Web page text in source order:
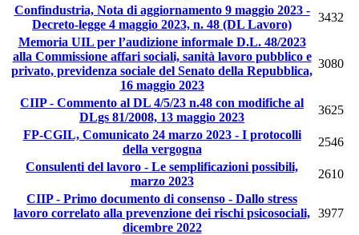
Confindustria, Nota di aggiornamento 9 maggio 2023 -
Decreto-legge 4 maggio 2023, n. 48 (DL Lavoro)
3432
Memoria UIL per l’audizione informale D.L. 48/2023
alla Commissione affari sociali, sanità lavoro pubblico e
privato, previdenza sociale del Senato della Repubblica,
16 maggio 2023
3080
CIIP - Commento al DL 4/5/23 n.48 con modifiche al
DLgs 81/2008, 13 maggio 2023
3625
FP-CGIL, Comunicato 24 marzo 2023 - I protocolli
della vergogna
2546
Consulenti del lavoro - Le semplificazioni possibili,
marzo 2023
2610
CIIP - Primo documento di consenso - Dallo stress
lavoro correlato alla prevenzione dei rischi psicosociali,
dicembre 2022
3977